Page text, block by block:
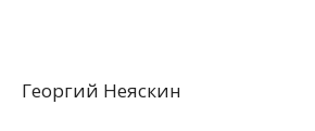
Георгий Неяскин